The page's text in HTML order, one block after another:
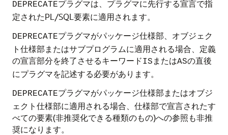
DEPRECATEプラグマは、プラグマに先行する宣言で指
定されたPL/SQL要素に適用されます。
DEPRECATEプラグマがパッケージ仕様部、オブジェク
ト仕様部またはサブプログラムに適用される場合、定義
の宣言部分を終了させるキーワードIS またはASの直後
にプラグマを記述する必要があります。
DEPRECATEプラグマがパッケージ仕様部またはオブジ
ェクト仕様部に適用される場合、仕様部で宣言されたす
べての要素(非推奨化できる種類のもの)への参照も非推
奨になります。